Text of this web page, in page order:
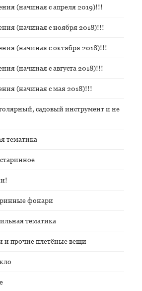
(начиная с апреля 2019)!!!
(начиная с ноября 2018)!!!
(начиная с октября 2018)!!!
(начиная с августа 2018)!!!
(начиная с мая 2018)!!!
садовый инструмент и не
тематика
фонари
тематика
и прочие плетёные вещи